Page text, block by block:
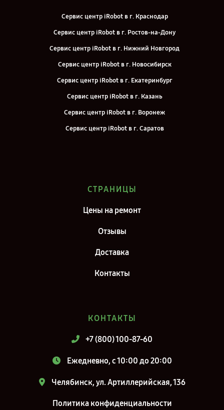
Сервис центр iRobot в г. Краснодар
Сервис центр iRobot в г. Ростов-на-Дону
Сервис центр iRobot в г. Нижний Новгород
Сервис центр iRobot в г. Новосибирск
Сервис центр iRobot в г. Екатеринбург
Сервис центр iRobot в г. Казань
Сервис центр iRobot в г. Воронеж
Сервис центр iRobot в г. Саратов
Сервис центр iRobot в г. Санкт-Петербург
СТРАНИЦЫ
Цены на ремонт
Отзывы
Доставка
Контакты
КОНТАКТЫ
+7 (800) 100-87-60
Ежедневно, с 10:00 до 20:00
Челябинск, ул. Артиллерийская, 136
Политика конфиденциальности